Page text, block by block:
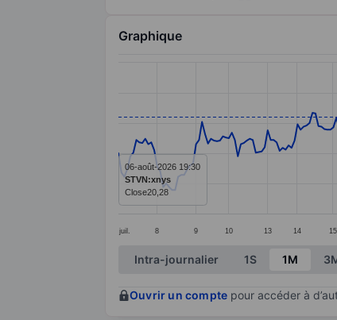
Graphique
The chart has 1 X axis displaying
The chart has 1 Y axis displaying
juil. 8 9 10 13 14 15
06-août-2026 19:30
STVN:xnys
Close20,28
End of interactive chart.
Intra-journalier 1S 1M
Ouvrir un compte pour accéder à